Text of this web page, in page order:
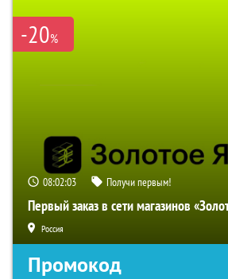
-20%
08:02:02 Получи первым!
Первый заказ в сети магазинов
Россия
Промокод